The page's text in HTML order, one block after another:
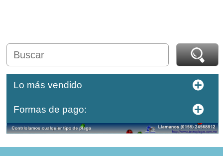
Lo más vendido
Formas de pago: